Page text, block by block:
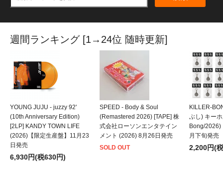
週間ランキング [1→24位 随時更新]
YOUNG JUJU - juzzy 92'
(10th Anniversary Edition)
[2LP] KANDY TOWN LIFE
(2026)【限定生産盤】11月23
日発売
6,930円(税630円)
SPEED - Body & Soul
(Remastered 2026) [TAPE] 株
式会社ローソンエンタテイン
メント (2026) 8月26日発売
SOLD OUT
KILLER-
ぶし) キー
Bong/2026)
月下旬発売
2,200円(